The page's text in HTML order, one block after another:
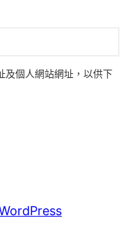
及個人網站網址，以供下